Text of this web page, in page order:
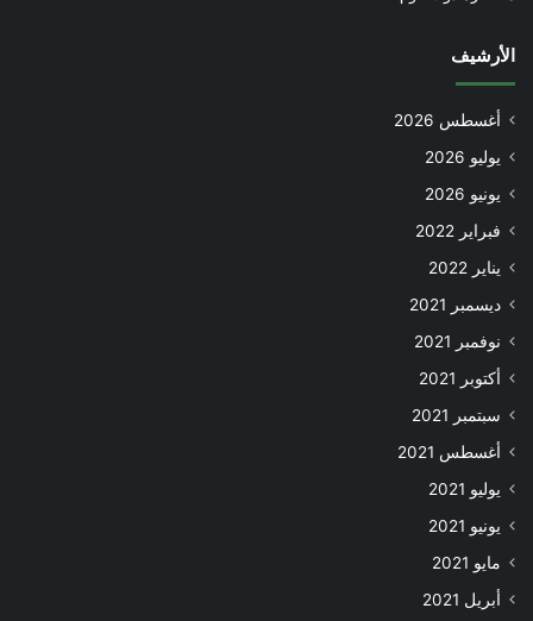
الأرشيف
أغسطس 2026
يوليو 2026
يونيو 2026
فبراير 2022
يناير 2022
ديسمبر 2021
نوفمبر 2021
أكتوبر 2021
سبتمبر 2021
أغسطس 2021
يوليو 2021
يونيو 2021
مايو 2021
أبريل 2021